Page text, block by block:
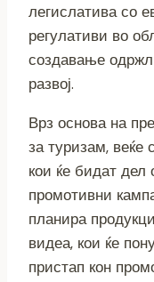
легислатива со
регулативи во
создавање
развој.
Врз основа на
за туризам, веќе
кои ќе бидат дел
промотивни
планира
видеа, кои ќе
пристап кон